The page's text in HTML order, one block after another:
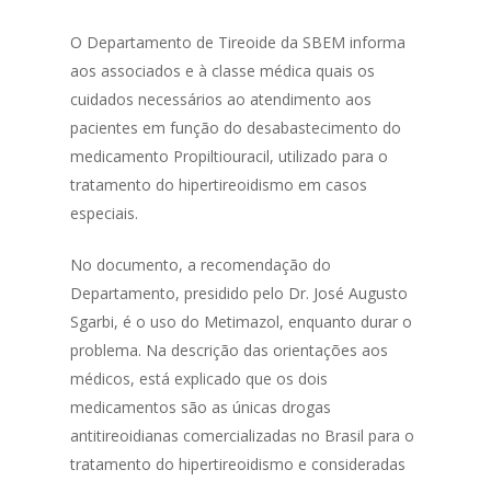
O Departamento de Tireoide da SBEM informa
aos associados e à classe médica quais os
cuidados necessários ao atendimento aos
pacientes em função do desabastecimento do
medicamento Propiltiouracil, utilizado para o
tratamento do hipertireoidismo em casos
especiais.
No documento, a recomendação do
Departamento, presidido pelo Dr. José Augusto
Sgarbi, é o uso do Metimazol, enquanto durar o
problema. Na descrição das orientações aos
médicos, está explicado que os dois
medicamentos são as únicas drogas
antitireoidianas comercializadas no Brasil para o
tratamento do hipertireoidismo e consideradas